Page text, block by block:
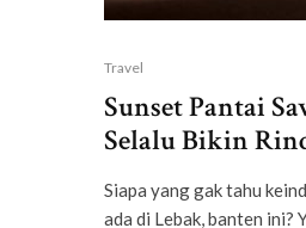
Travel
Sunset Pantai
Selalu Bikin
Siapa yang gak tahu
ada di Lebak, banten ini?